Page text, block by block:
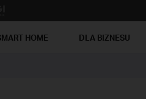
HOME DLA BIZNESU